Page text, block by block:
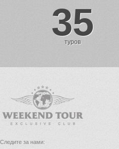
35
туров
Следите за нами: